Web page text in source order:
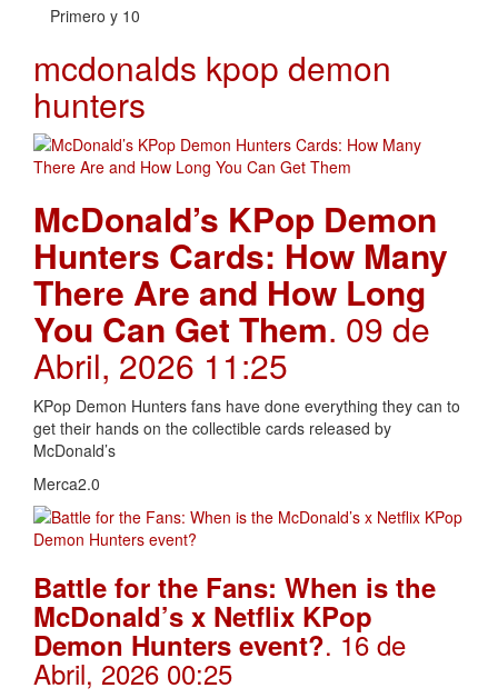
Primero y 10
mcdonalds kpop demon
hunters
McDonald’s KPop Demon
Hunters Cards: How Many
There Are and How Long
You Can Get Them. 09 de
Abril, 2026 11:25
KPop Demon Hunters fans have done everything they can to
get their hands on the collectible cards released by
McDonald’s
Merca2.0
Battle for the Fans: When is the
McDonald’s x Netflix KPop
Demon Hunters event?. 16 de
Abril, 2026 00:25